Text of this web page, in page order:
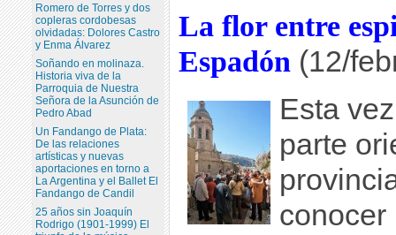
La flor entre
Espadón (12/
Esta
parte
conocer
Romero de Torres y dos
copleras cordobesas
olvidadas: Dolores Castro
y Enma Álvarez
Soñando en molinaza.
Historia viva de la
Parroquia de Nuestra
Señora de la Asunción de
Pedro Abad
Un Fandango de Plata:
De las relaciones
artísticas y nuevas
aportaciones en torno a
La Argentina y el Ballet El
Fandango de Candil
25 años sin Joaquín
Rodrigo (1901-1999) El